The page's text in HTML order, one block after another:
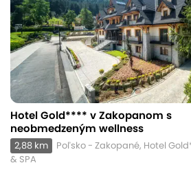
Hotel Gold**** v Zakopanom s
neobmedzeným wellness
2,88 km
Poľsko - Zakopané, Hotel
& SPA